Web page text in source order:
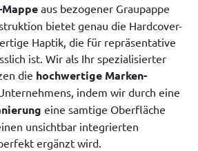
aus bezogener Graupappe
bietet genau die Hardcover-
Haptik, die für repräsentative
ist. Wir als Ihr spezialisierter
die hochwertige Marken-
indem wir durch eine
eine samtige Oberfläche
unsichtbar integrierten
ergänzt wird.